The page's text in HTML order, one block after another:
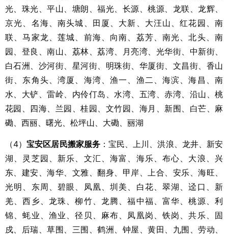
光、珠光、平山、塘朗、福光、长源、桃源、龙联、龙辉、
京光、名海、南头城、田厦、大新、大汪山、红花园、南
联、马家龙、莲城、前海、向南、荔芳、南光、北头、南
园、登良、南山、荔林、荔湾、月亮湾、光华街、中新街、
白石洲、沙河街、星河街、明珠街、华厦街、文昌街、香山
街、东角头、湾厦、海湾、渔一、渔二、海滨、海昌、南
水、大铲、雷岭、内伶仃岛、水湾、五湾、赤湾、沿山、桃
花园、四海、兰园、桂园、文竹园、海月、新围、白芒、麻
磡、西丽、曙光、松坪山、大磡、丽湖
（4）宝安区居民搬家服务：宝民、上川、洪浪、龙井、新安
湖、灵芝园、新乐、文汇、海富、海乐、布心、大浪、兴
东、建安、海华、文雅、翻身、甲岸、上合、安乐、海旺、
光明、东周、碧眼、凤凰、圳美、白花、翠湖、迳口、新
羌、西乡、龙珠、柳竹、龙腾、福中福、富华、桃源、利
锦、蚝业、渔业、径贝、麻布、凤凰岗、铁岗、共乐、固
戍、后瑞、草围、三围、鹤洲、钟屋、黄田、九围、劳动、